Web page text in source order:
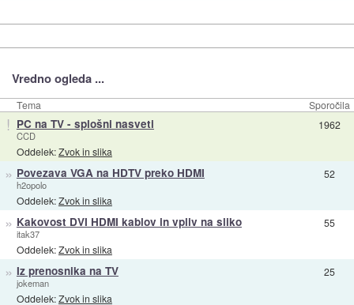
Vredno ogleda ...
Tema Sporočila
! PC na TV - splošni nasveti
CCD
Oddelek:Zvok in slika
1962
» Povezava VGA na HDTV preko HDMI
h2opolo
Oddelek:Zvok in slika
52
» Kakovost DVI HDMI kablov in vpliv na sliko
itak37
Oddelek:Zvok in slika
55
» Iz prenosnika na TV
jokeman
Oddelek:Zvok in slika
25